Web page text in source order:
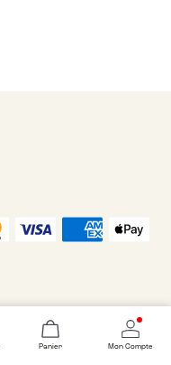
Panier Mon Compte